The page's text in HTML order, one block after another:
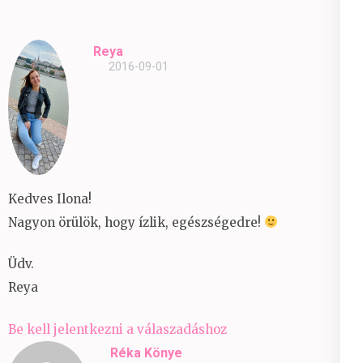
Reya
2016-09-01
Kedves Ilona!
Nagyon örülök, hogy ízlik, egészségedre!
Üdv.
Reya
Be kell jelentkezni a válaszadáshoz
Réka Könye